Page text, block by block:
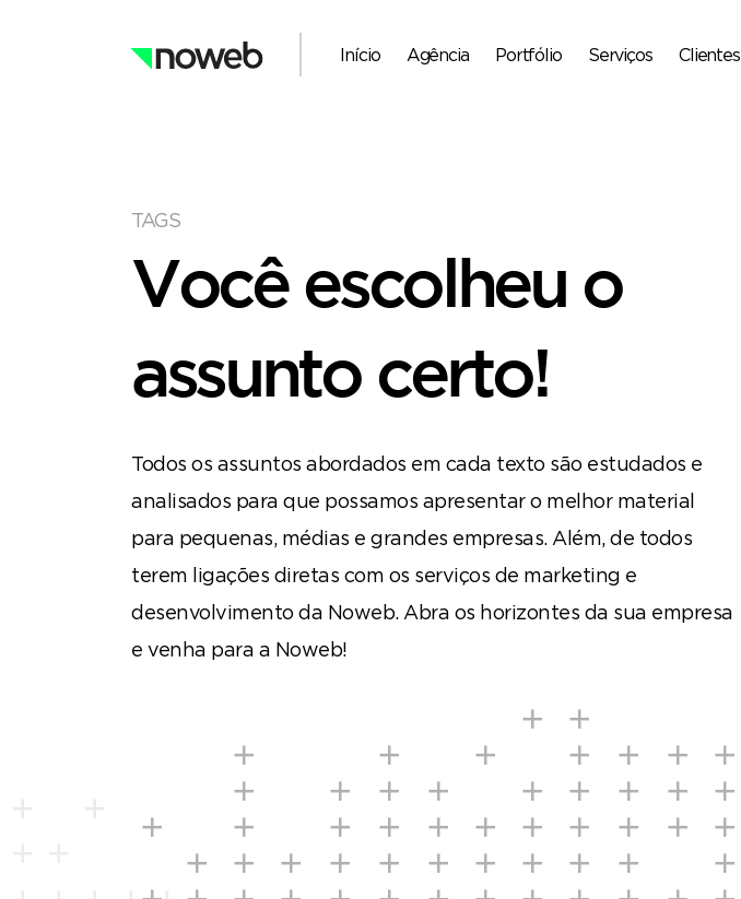
Início Agência Portfólio Serviços Clientes
TAGS
Você escolheu o
assunto certo!
Todos os assuntos abordados em cada texto são estudados e
analisados para que possamos apresentar o melhor material
para pequenas, médias e grandes empresas. Além, de todos
terem ligações diretas com os serviços de marketing e
desenvolvimento da Noweb. Abra os horizontes da sua empresa
e venha para a Noweb!